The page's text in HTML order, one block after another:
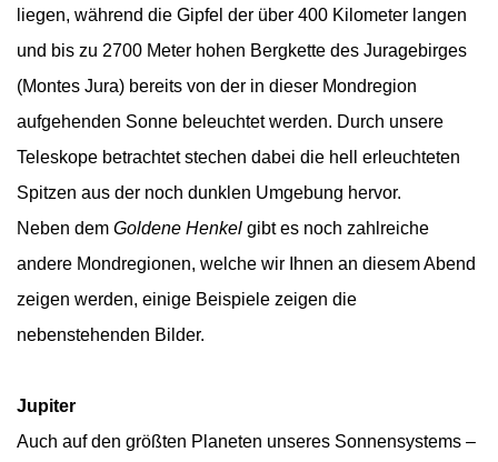
liegen, während die Gipfel der über 400 Kilometer langen
und bis zu 2700 Meter hohen Bergkette des Juragebirges
(Montes Jura) bereits von der in dieser Mondregion
aufgehenden Sonne beleuchtet werden. Durch unsere
Teleskope betrachtet stechen dabei die hell erleuchteten
Spitzen aus der noch dunklen Umgebung hervor.
Neben dem Goldene Henkel gibt es noch zahlreiche
andere Mondregionen, welche wir Ihnen an diesem Abend
zeigen werden, einige Beispiele zeigen die
nebenstehenden Bilder.
Jupiter
Auch auf den größten Planeten unseres Sonnensystems –